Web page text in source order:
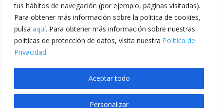
tus hábitos de navegación (por ejemplo, páginas visitadas).
Para obtener más información sobre la política de cookies,
pulsa aquí. Para obtener más información sobre nuestras
políticas de protección de datos, visita nuestra Política de
Privacidad.
Personalizar
Aceptar todo
Aviso legal
Política de cookies
Calle San Martín, 56 · 46980 · Paterna · Valencia Telf:
Grandpashabet GirişJOJOBET GİRİŞLERİ